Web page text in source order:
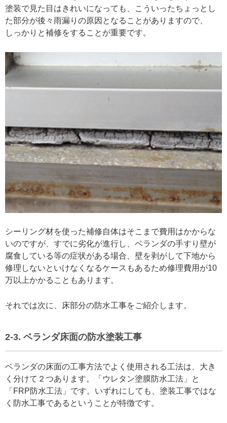
塗装で見た目はきれいになっても、こういったちょっとし
た部分が後々雨漏りの原因となることがありますので、
しっかりと補修をすることが重要です。
シーリング材を使った補修自体はそこまで費用はかからな
いのですが、すでに劣化が進行し、ベランダの手すり壁が
腐食している等の症状がある場合、壁を剥がして下地から
修理しないといけなくなるケースもあるため修理費用が10
万以上かかることもあります。
それでは次に、床部分の防水工事をご紹介します。
2-3. ベランダ床面の防水塗装工事
ベランダの床面の工事方法でよく使用される工法は、大き
く分けて２つあります。「ウレタン塗膜防水工法」と
「FRP防水工法」です。いずれにしても、塗装工事ではな
く防水工事であるということが特徴です。